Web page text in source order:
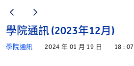
學院通訊 (2023年12月)
學院通訊 2024 年 01 月 19 日 18 : 07